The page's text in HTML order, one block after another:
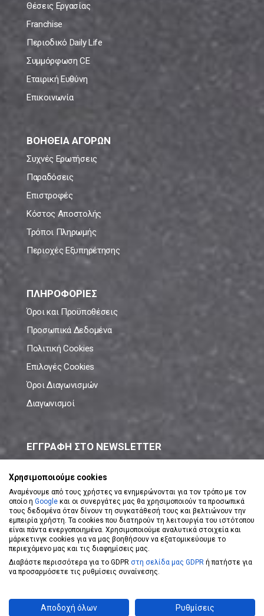
Θέσεις Εργασίας
Franchise
Περιοδικό Daily Life
Συμμόρφωση CE
Εταιρική Ευθύνη
Επικοινωνία
ΒΟΗΘΕΙΑ ΑΓΟΡΩΝ
Συχνές Ερωτήσεις
Παραδόσεις
Επιστροφές
Κόστος Αποστολής
Τρόποι Πληρωμής
Περιοχές Εξυπηρέτησης
ΠΛΗΡΟΦΟΡΙΕΣ
Όροι και Προϋποθέσεις
Προσωπικά Δεδομένα
Πολιτική Cookies
Επιλογές Cookies
Όροι Διαγωνισμών
Διαγωνισμοί
ΕΓΓΡΑΦΗ ΣΤΟ NEWSLETTER
ΕΓΓΡΑΦΗ ΣΤΟ NEWSLETTER
Αποδέχομαι τουςΌρους Χρήσης
Powered byeShopKeyDesigned byKoolmetrix
Χρησιμοποιούμε cookies
Αναμένουμε από τους χρήστες να ενημερώνονται για τον τρόπο με τον
οποίο η Google και οι συνεργάτες μας θα χρησιμοποιούν τα προσωπικά
τους δεδομένα όταν δίνουν τη συγκατάθεσή τους και βελτιώνουν την
εμπειρία χρήστη. Τα cookies που διατηρούν τη λειτουργία του ιστότοπου
είναι πάντα ενεργοποιημένα. Χρησιμοποιούμε αναλυτικά στοιχεία και
μάρκετινγκ cookies για να μας βοηθήσουν να εξατομικεύουμε το
περιεχόμενο μας και τις διαφημίσεις μας.
Διαβάστε περισσότερα για το GDPR στη σελίδα μας GDPR ή πατήστε για
να προσαρμόσετε τις ρυθμίσεις συναίνεσης.
Αποδοχή όλων Ρυθμίσεις